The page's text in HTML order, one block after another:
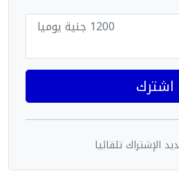
1200 جنية يوميا
اشترك
الإشتراك تلقائيا